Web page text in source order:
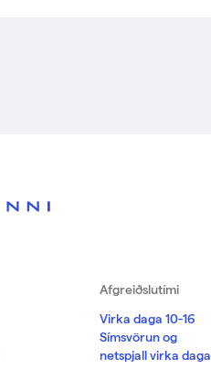
Afgreiðslutími
Virka daga 10-16
Símsvörun og
netspjall virka daga